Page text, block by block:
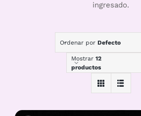
ingresado.
Ordenar por Defecto
Mostrar 12
productos